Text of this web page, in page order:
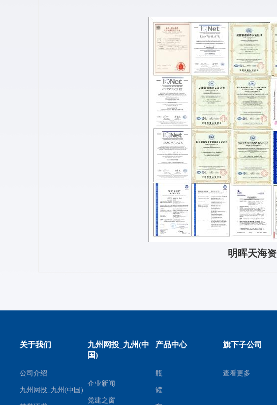
明晖天海
关于我们
公司介绍
九州网投_九州(中国)
九州网投_九州(中
国)
企业新闻
党建之窗
产品中心
瓶
罐
旗下子公司
查看更多